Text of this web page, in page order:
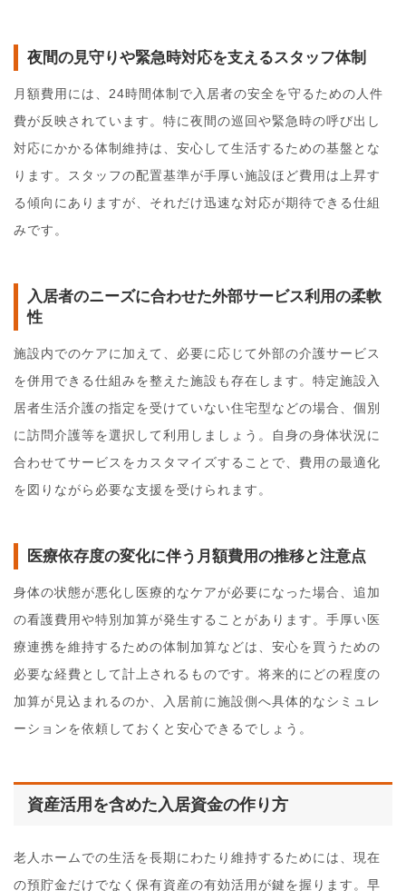
夜間の見守りや緊急時対応を支えるスタッフ体制
月額費用には、24時間体制で入居者の安全を守るための人件
費が反映されています。特に夜間の巡回や緊急時の呼び出し
対応にかかる体制維持は、安心して生活するための基盤とな
ります。スタッフの配置基準が手厚い施設ほど費用は上昇す
る傾向にありますが、それだけ迅速な対応が期待できる仕組
みです。
入居者のニーズに合わせた外部サービス利用の柔軟
性
施設内でのケアに加えて、必要に応じて外部の介護サービス
を併用できる仕組みを整えた施設も存在します。特定施設入
居者生活介護の指定を受けていない住宅型などの場合、個別
に訪問介護等を選択して利用しましょう。自身の身体状況に
合わせてサービスをカスタマイズすることで、費用の最適化
を図りながら必要な支援を受けられます。
医療依存度の変化に伴う月額費用の推移と注意点
身体の状態が悪化し医療的なケアが必要になった場合、追加
の看護費用や特別加算が発生することがあります。手厚い医
療連携を維持するための体制加算などは、安心を買うための
必要な経費として計上されるものです。将来的にどの程度の
加算が見込まれるのか、入居前に施設側へ具体的なシミュレ
ーションを依頼しておくと安心できるでしょう。
資産活用を含めた入居資金の作り方
老人ホームでの生活を長期にわたり維持するためには、現在
の預貯金だけでなく保有資産の有効活用が鍵を握ります。早